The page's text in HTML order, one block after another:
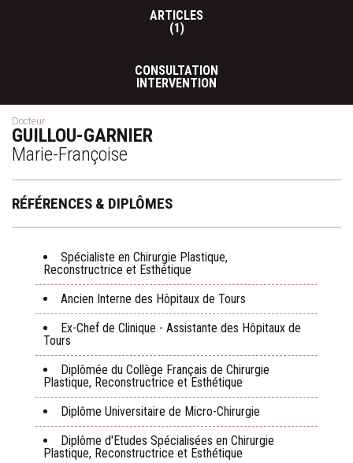
ARTICLES
(1)
CONSULTATION
INTERVENTION
Docteur
GUILLOU-GARNIER
Marie-Françoise
RÉFÉRENCES & DIPLÔMES
Spécialiste en Chirurgie Plastique,
Reconstructrice et Esthétique
Ancien Interne des Hôpitaux de Tours
Ex-Chef de Clinique - Assistante des Hôpitaux de
Tours
Diplômée du Collège Français de Chirurgie
Plastique, Reconstructrice et Esthétique
Diplôme Universitaire de Micro-Chirurgie
Diplôme d'Etudes Spécialisées en Chirurgie
Plastique, Reconstructrice et Esthétique